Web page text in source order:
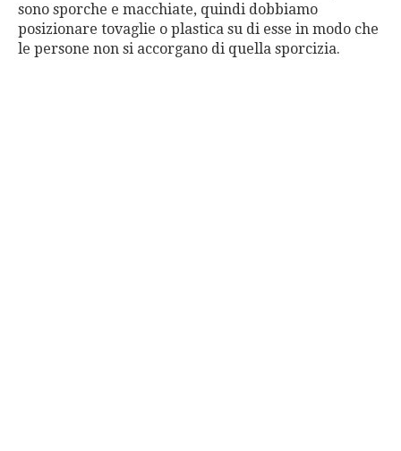
sono sporche e macchiate, quindi dobbiamo
posizionare tovaglie o plastica su di esse in modo che
le persone non si accorgano di quella sporcizia.